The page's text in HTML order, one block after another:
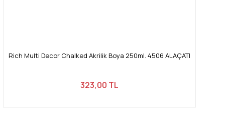
Rich Multi Decor Chalked Akrilik Boya 250ml. 4506 ALAÇATI
323,00 TL